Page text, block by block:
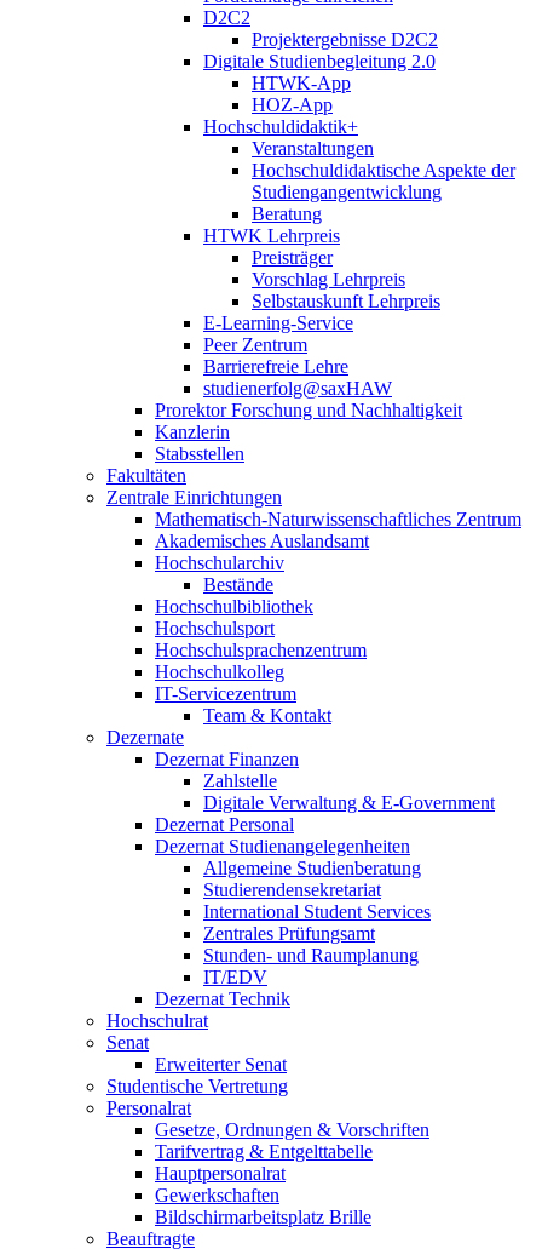
D2C2
Projektergebnisse D2C2
Digitale Studienbegleitung 2.0
HTWK-App
HOZ-App
Hochschuldidaktik+
Veranstaltungen
Hochschuldidaktische Aspekte der
Studiengangentwicklung
Beratung
HTWK Lehrpreis
Preisträger
Vorschlag Lehrpreis
Selbstauskunft Lehrpreis
E-Learning-Service
Peer Zentrum
Barrierefreie Lehre
studienerfolg@saxHAW
Prorektor Forschung und Nachhaltigkeit
Kanzlerin
Stabsstellen
Fakultäten
Zentrale Einrichtungen
Mathematisch-Naturwissenschaftliches Zentrum
Akademisches Auslandsamt
Hochschularchiv
Bestände
Hochschulbibliothek
Hochschulsport
Hochschulsprachenzentrum
Hochschulkolleg
IT-Servicezentrum
Team & Kontakt
Dezernate
Dezernat Finanzen
Zahlstelle
Digitale Verwaltung & E-Government
Dezernat Personal
Dezernat Studienangelegenheiten
Allgemeine Studienberatung
Studierendensekretariat
International Student Services
Zentrales Prüfungsamt
Stunden- und Raumplanung
IT/EDV
Dezernat Technik
Hochschulrat
Senat
Erweiterter Senat
Studentische Vertretung
Personalrat
Gesetze, Ordnungen & Vorschriften
Tarifvertrag & Entgelttabelle
Hauptpersonalrat
Gewerkschaften
Bildschirmarbeitsplatz Brille
Beauftragte